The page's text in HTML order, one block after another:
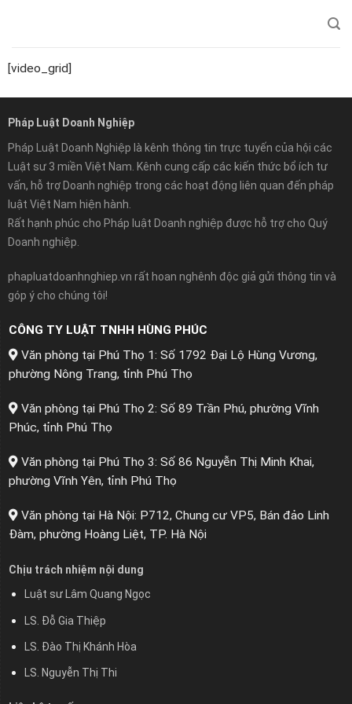
dung
[video_grid]
Pháp Luật Doanh Nghiệp
Pháp Luật Doanh Nghiệp là kênh thông tin trực tuyến của hội các
Luật sư 3 miền Việt Nam. Kênh cung cấp các kiến thức bổ ích tư
vấn, hỗ trợ Doanh nghiệp trong các hoạt động liên quan đến pháp
luật Việt Nam hiện hành.
Rất hạnh phúc cho Pháp luật Doanh nghiệp được hỗ trợ cho Quý
Doanh nghiệp.
phapluatdoanhnghiep.vn rất hoan nghênh độc giả gửi thông tin và
góp ý cho chúng tôi!
CÔNG TY LUẬT TNHH HÙNG PHÚC
Văn phòng tại Phú Thọ 1: Số 1792 Đại Lộ Hùng Vương,
phường Nông Trang, tỉnh Phú Thọ
Văn phòng tại Phú Thọ 2: Số 89 Trần Phú, phường Vĩnh
Phúc, tỉnh Phú Thọ
Văn phòng tại Phú Thọ 3: Số 86 Nguyễn Thị Minh Khai,
phường Vĩnh Yên, tỉnh Phú Thọ
Văn phòng tại Hà Nội: P712, Chung cư VP5, Bán đảo Linh
Đàm, phường Hoàng Liệt, TP. Hà Nội
Chịu trách nhiệm nội dung
Luật sư Lâm Quang Ngọc
LS. Đỗ Gia Thiệp
LS. Đào Thị Khánh Hòa
LS. Nguyễn Thị Thi